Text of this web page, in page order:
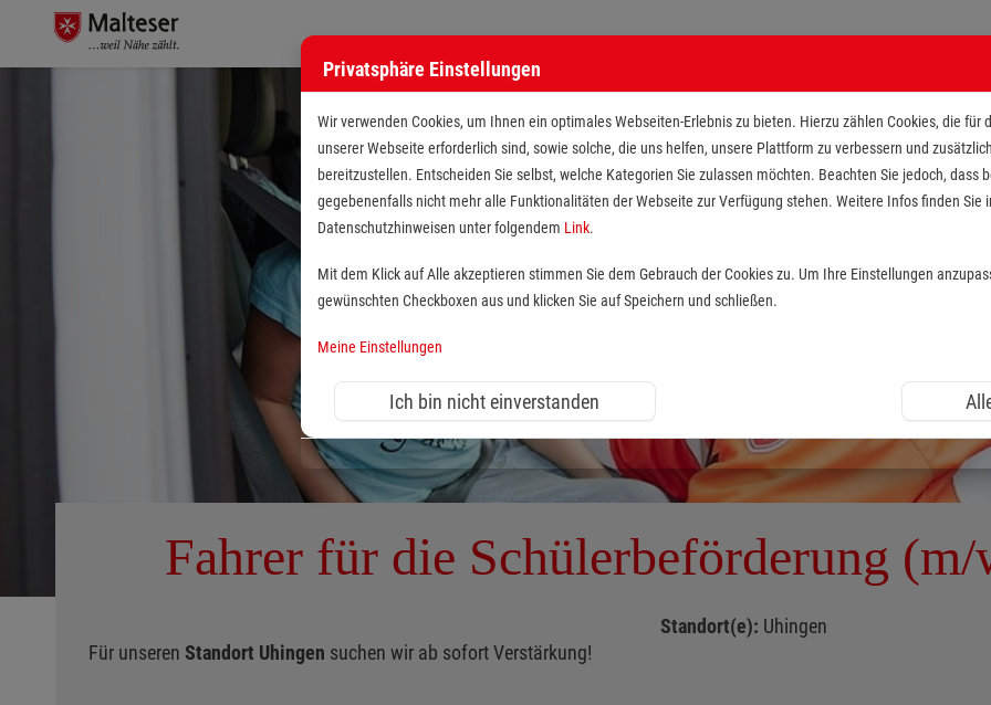
Fahrer für die Schülerbeförderung
Standort(e): Uhingen
Für unseren Standort Uhingen suchen wir ab sofort Verstärkung!
Privatsphäre Einstellungen
Wir verwenden Cookies, um Ihnen ein optimales Webseiten-Erlebnis zu bieten. Hierzu zählen Cookies, die für
unserer Webseite erforderlich sind, sowie solche, die uns helfen, unsere Plattform zu verbessern und
bereitzustellen. Entscheiden Sie selbst, welche Kategorien Sie zulassen möchten. Beachten Sie jedoch, dass
gegebenenfalls nicht mehr alle Funktionalitäten der Webseite zur Verfügung stehen. Weitere Infos finden Sie
Datenschutzhinweisen unter folgendem Link.
Mit dem Klick auf Alle akzeptieren stimmen Sie dem Gebrauch der Cookies zu. Um Ihre Einstellungen
gewünschten Checkboxen aus und klicken Sie auf Speichern und schließen.
Meine Einstellungen
Ich bin nicht einverstanden